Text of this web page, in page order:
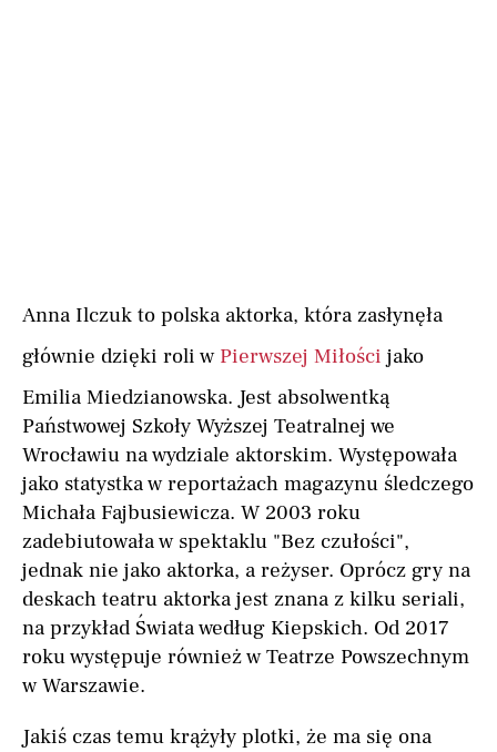
Anna Ilczuk to polska aktorka, która zasłynęła
głównie dzięki roli w Pierwszej Miłości jako
Emilia Miedzianowska. Jest absolwentką
Państwowej Szkoły Wyższej Teatralnej we
Wrocławiu na wydziale aktorskim. Występowała
jako statystka w reportażach magazynu śledczego
Michała Fajbusiewicza. W 2003 roku
zadebiutowała w spektaklu "Bez czułości",
jednak nie jako aktorka, a reżyser. Oprócz gry na
deskach teatru aktorka jest znana z kilku seriali,
na przykład Świata według Kiepskich. Od 2017
roku występuje również w Teatrze Powszechnym
w Warszawie.
Jakiś czas temu krążyły plotki, że ma się ona